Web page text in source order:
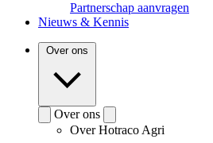
Partnerschap aanvragen
Nieuws & Kennis
Over ons
Over ons
Over Hotraco Agri